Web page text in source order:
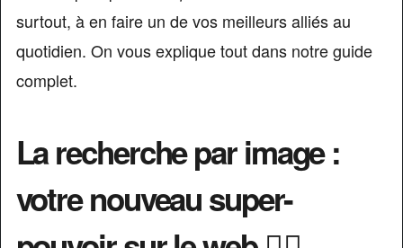
surtout, à en faire un de vos meilleurs alliés au
quotidien. On vous explique tout dans notre guide
complet.
La recherche par image :
votre nouveau super-